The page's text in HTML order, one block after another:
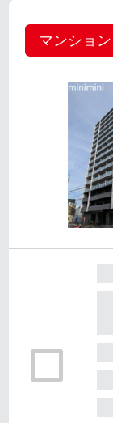
マンション